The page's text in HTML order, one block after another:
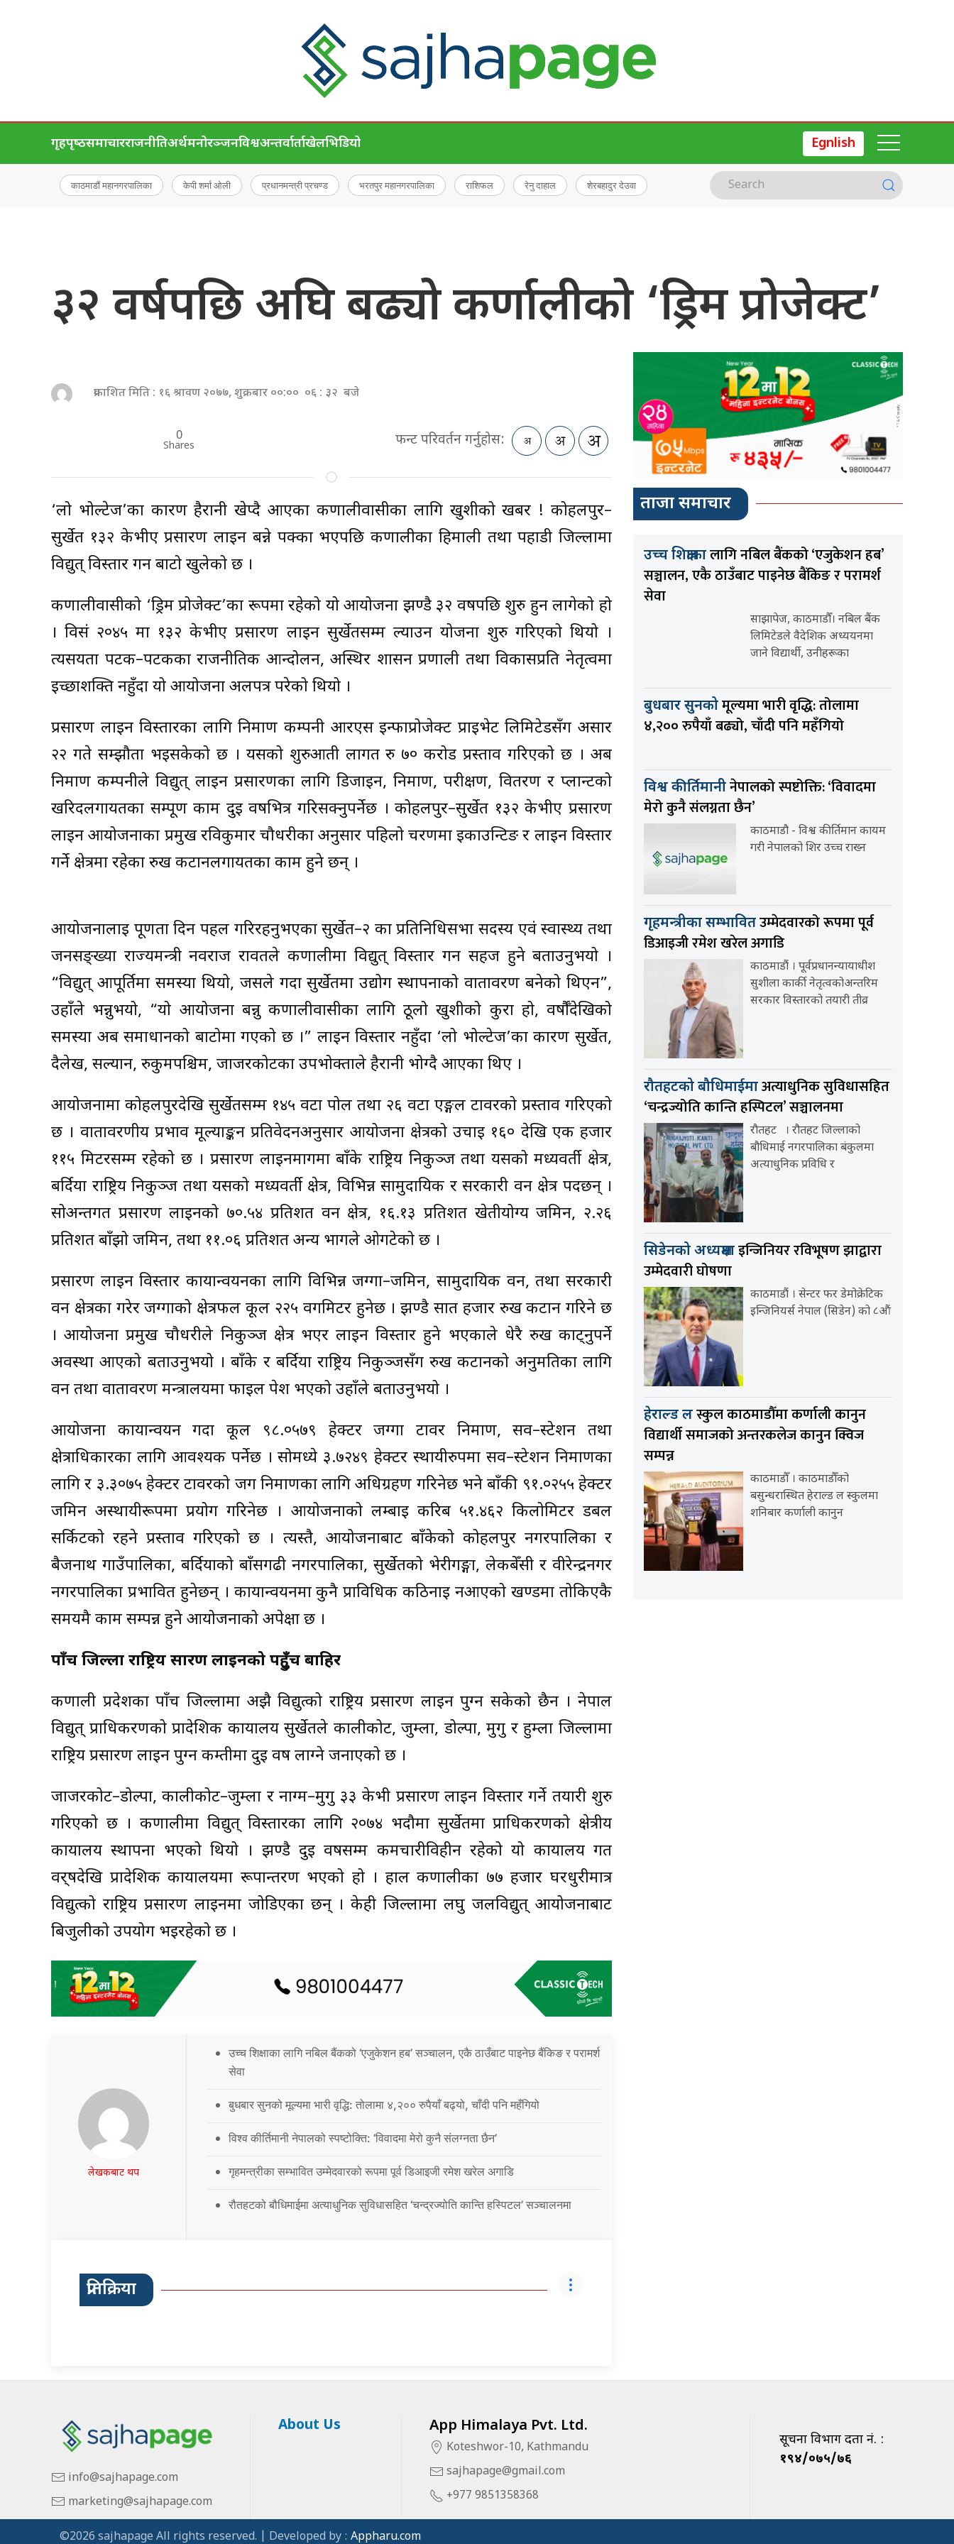
गृहपृष्‍ठसमाचारराजनीतिअर्थमनोरञ्जनविश्वअन्तर्वार्ताखेलभिडियो Egnlish
काठमाडौं महानगरपालिका केपी शर्मा ओली प्रधानमन्त्री प्रचण्ड भरतपुर महानगरपालिका राशिफल रेनु दाहाल शेरबहादुर देउवा
३२ वर्षपछि अघि बढ्यो कर्णालीको ‘ड्रिम प्रोजेक्ट’
प्रकाशित मिति : १६ श्रावण २०७७, शुक्रबार ००:०० ०६ : ३२ बजे
0
Shares फन्ट परिवर्तन गर्नुहोस:
‘लो भोल्टेज’का कारण हैरानी खेप्दै आएका कर्णालीवासीका लागि खुशीको खबर ! कोहलपुर–
सुर्खेत १३२ केभीए प्रसारण लाइन बन्ने पक्का भएपछि कर्णालीका हिमाली तथा पहाडी जिल्लामा
विद्युत् विस्तार गर्न बाटो खुलेको छ ।
कर्णालीवासीको ‘ड्रिम प्रोजेक्ट’का रूपमा रहेको यो आयोजना झण्डै ३२ वर्षपछि शुरु हुन लागेको हो
। विसं २०४५ मा १३२ केभीए प्रसारण लाइन सुर्खेतसम्म ल्याउन योजना शुरु गरिएको थियो ।
त्यसयता पटक–पटकका राजनीतिक आन्दोलन, अस्थिर शासन प्रणाली तथा विकासप्रति नेतृत्वमा
इच्छाशक्ति नहुँदा यो आयोजना अलपत्र परेको थियो ।
प्रसारण लाइन विस्तारका लागि निर्माण कम्पनी आरएस इन्फाप्रोजेक्ट प्राइभेट लिमिटेडसँग असार
२२ गते सम्झौता भइसकेको छ । यसको शुरुआती लागत रु ७० करोड प्रस्ताव गरिएको छ । अब
निर्माण कम्पनीले विद्युत् लाइन प्रसारणका लागि डिजाइन, निर्माण, परीक्षण, वितरण र प्लान्टको
खरिदलगायतका सम्पूर्ण काम दुई वर्षभित्र गरिसक्नुपर्नेछ । कोहलपुर–सुर्खेत १३२ केभीए प्रसारण
लाइन आयोजनाका प्रमुख रविकुमार चौधरीका अनुसार पहिलो चरणमा इकाउन्टिङ र लाइन विस्तार
गर्ने क्षेत्रमा रहेका रुख कटानलगायतका काम हुने छन् ।
आयोजनालाई पूर्णता दिन पहल गरिरहनुभएका सुर्खेत–२ का प्रतिनिधिसभा सदस्य एवं स्वास्थ्य तथा
जनसङ्ख्या राज्यमन्त्री नवराज रावतले कर्णालीमा विद्युत् विस्तार गर्न सहज हुने बताउनुभयो ।
“विद्युत् आपूर्तिमा समस्या थियो, जसले गर्दा सुर्खेतमा उद्योग स्थापनाको वातावरण बनेको थिएन”,
उहाँले भन्नुभयो, “यो आयोजना बन्नु कर्णालीवासीका लागि ठूलो खुशीको कुरा हो, वर्षौँदेखिको
समस्या अब समाधानको बाटोमा गएको छ ।” लाइन विस्तार नहुँदा ‘लो भोल्टेज’का कारण सुर्खेत,
दैलेख, सल्यान, रुकुमपश्चिम, जाजरकोटका उपभोक्ताले हैरानी भोग्दै आएका थिए ।
आयोजनामा कोहलपुरदेखि सुर्खेतसम्म १४५ वटा पोल तथा २६ वटा एङ्गल टावरको प्रस्ताव गरिएको
छ । वातावरणीय प्रभाव मूल्याङ्कन प्रतिवेदनअनुसार आयोजना क्षेत्रको उचाइ १६० देखि एक हजार
११५ मिटरसम्म रहेको छ । प्रसारण लाइनमार्गमा बाँके राष्ट्रिय निकुञ्ज तथा यसको मध्यवर्ती क्षेत्र,
बर्दिया राष्ट्रिय निकुञ्ज तथा यसको मध्यवर्ती क्षेत्र, विभिन्न सामुदायिक र सरकारी वन क्षेत्र पर्दछन् ।
सोअन्तर्गत प्रसारण लाइनको ७०.५४ प्रतिशत वन क्षेत्र, १६.१३ प्रतिशत खेतीयोग्य जमिन, २.२६
प्रतिशत बाँझो जमिन, तथा ११.०६ प्रतिशत अन्य भागले ओगटेको छ ।
प्रसारण लाइन विस्तार कार्यान्वयनका लागि विभिन्न जग्गा–जमिन, सामुदायिक वन, तथा सरकारी
वन क्षेत्रका गरेर जग्गाको क्षेत्रफल कूल २२५ वर्गमिटर हुनेछ । झण्डै सात हजार रुख कटान गरिने छ
। आयोजना प्रमुख चौधरीले निकुञ्ज क्षेत्र भएर लाइन विस्तार हुने भएकाले धेरै रुख काट्नुपर्ने
अवस्था आएको बताउनुभयो । बाँके र बर्दिया राष्ट्रिय निकुञ्जसँग रुख कटानको अनुमतिका लागि
वन तथा वातावरण मन्त्रालयमा फाइल पेश भएको उहाँले बताउनुभयो ।
आयोजना कार्यान्वयन गर्दा कूल ९८.०५७९ हेक्टर जग्गा टावर निर्माण, सव–स्टेशन तथा
क्षेत्राधिकारका लागि आवश्यक पर्नेछ । सोमध्ये ३.७२४९ हेक्टर स्थायीरुपमा सव–स्टेशन निर्माणका
लागि र ३.३०७५ हेक्टर टावरको जग निर्माणका लागि अधिग्रहण गरिनेछ भने बाँकी ९१.०२५५ हेक्टर
जमिन अस्थायीरूपमा प्रयोग गरिनेछ । आयोजनाको लम्बाइ करिब ५१.४६२ किलोमिटर डबल
सर्किटको रहने प्रस्ताव गरिएको छ । त्यस्तै, आयोजनाबाट बाँकेको कोहलपुर नगरपालिका र
बैजनाथ गाउँपालिका, बर्दियाको बाँसगढी नगरपालिका, सुर्खेतको भेरीगङ्गा, लेकबेँसी र वीरेन्द्रनगर
नगरपालिका प्रभावित हुनेछन् । कार्यान्वयनमा कुनै प्राविधिक कठिनाइ नआएको खण्डमा तोकिएकै
समयमै काम सम्पन्न हुने आयोजनाको अपेक्षा छ ।
पाँच जिल्ला राष्ट्रिय प्रसारण लाइनको पहुुँँच बाहिर
कर्णाली प्रदेशका पाँच जिल्लामा अझै विद्युत्को राष्ट्रिय प्रसारण लाइन पुग्न सकेको छैन । नेपाल
विद्युत् प्राधिकरणको प्रादेशिक कार्यालय सुर्खेतले कालीकोट, जुम्ला, डोल्पा, मुगु र हुम्ला जिल्लामा
राष्ट्रिय प्रसारण लाइन पुग्न कम्तीमा दुई वर्ष लाग्ने जनाएको छ ।
जाजरकोट–डोल्पा, कालीकोट–जुम्ला र नाग्म–मुगु ३३ केभी प्रसारण लाइन विस्तार गर्ने तयारी शुरु
गरिएको छ । कर्णालीमा विद्युत् विस्तारका लागि २०७४ भदौमा सुर्खेतमा प्राधिकरणको क्षेत्रीय
कार्यालय स्थापना भएको थियो । झण्डै दुई वर्षसम्म कर्मचारीविहीन रहेको यो कार्यालय गत
वर्र्षदेखि प्रादेशिक कार्यालयमा रूपान्तरण भएको हो । हाल कर्णालीका ७७ हजार घरधुरीमात्र
विद्युत्को राष्ट्रिय प्रसारण लाइनमा जोडिएका छन् । केही जिल्लामा लघु जलविद्युत् आयोजनाबाट
बिजुलीको उपयोग भइरहेको छ ।
लेखकबाट थप
उच्च शिक्षाका लागि नबिल बैंकको ‘एजुकेशन हब’ सञ्चालन, एकै ठाउँबाट पाइनेछ बैंकिङ र परामर्श
सेवा
बुधबार सुनको मूल्यमा भारी वृद्धि: तोलामा ४,२०० रुपैयाँ बढ्यो, चाँदी पनि महँगियो
विश्व कीर्तिमानी नेपालको स्पष्टोक्ति: ‘विवादमा मेरो कुनै संलग्नता छैन’
गृहमन्त्रीका सम्भावित उम्मेदवारको रूपमा पूर्व डिआइजी रमेश खरेल अगाडि
रौतहटको बौधिमाईमा अत्याधुनिक सुविधासहित ‘चन्द्रज्योति कान्ति हस्पिटल’ सञ्चालनमा
प्रतिक्रिया
ताजा समाचार
उच्च शिक्षाकालागि नबिल बैंकको ‘एजुकेशन हब’
सञ्चालन, एकै ठाउँबाट पाइनेछ बैंकिङ र परामर्श
सेवा
साझापेज, काठमाडौँ। नबिल बैंक
लिमिटेडले वैदेशिक अध्ययनमा
जाने विद्यार्थी, उनीहरूका
बुधबार सुनकोमूल्यमा भारी वृद्धि: तोलामा
४,२०० रुपैयाँ बढ्यो, चाँदी पनि महँगियो
विश्व कीर्तिमानीनेपालको स्पष्टोक्ति: ‘विवादमा
मेरो कुनै संलग्नता छैन’
काठमाडौ - विश्व कीर्तिमान कायम
गरी नेपालको शिर उच्च राख्न
गृहमन्त्रीका सम्भावितउम्मेदवारको रूपमा पूर्व
डिआइजी रमेश खरेल अगाडि
काठमाडौं । पूर्वप्रधानन्यायाधीश
सुशीला कार्की नेतृत्वकोअन्तरिम
सरकार विस्तारको तयारी तीव्र
रौतहटको बौधिमाईमाअत्याधुनिक सुविधासहित
‘चन्द्रज्योति कान्ति हस्पिटल’ सञ्चालनमा
रौतहट । रौतहट जिल्लाको
बौधिमाई नगरपालिका बंकुलमा
अत्याधुनिक प्रविधि र
सिडेनको अध्यक्षमाइन्जिनियर रविभूषण झाद्वारा
उम्मेदवारी घोषणा
काठमाडौं । सेन्टर फर डेमोक्रेटिक
इन्जिनियर्स नेपाल (सिडेन) को ८औं
हेराल्ड लस्कुल काठमाडौँमा कर्णाली कानुन
विद्यार्थी समाजको अन्तरकलेज कानुन क्विज
सम्पन्न
काठमाडौँ । काठमाडौँको
बसुन्धरास्थित हेराल्ड ल स्कुलमा
शनिबार कर्णाली कानुन
info@sajhapage.com
marketing@sajhapage.com
About Us App Himalaya Pvt. Ltd.
Koteshwor-10, Kathmandu
sajhapage@gmail.com
+977 9851358368
सूचना विभाग दर्ता नं. :
१९४/०७५/७६
©2026 sajhapage All rights reserved. | Developed by : Appharu.com